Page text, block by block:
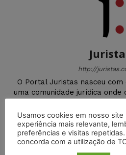
http://
O Portal Juristas nasceu
uma comunidade jurídica
vez mais seu aprendizado
Usamos cookies em nosso site
experiência mais relevante,
preferências e visitas repetidas.
concorda com a utilização de